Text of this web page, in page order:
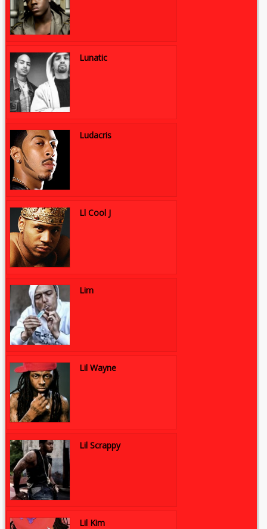
Lunatic
Ludacris
Ll Cool J
Lim
Lil Wayne
Lil Scrappy
Lil Kim